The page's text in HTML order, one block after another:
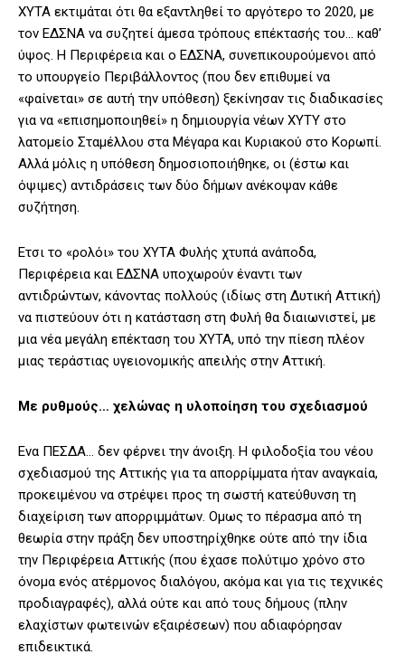
ΧΥΤΑ εκτιμάται ότι θα εξαντληθεί το αργότερο το 2020, με
τον ΕΔΣΝΑ να συζητεί άμεσα τρόπους επέκτασής του… καθ’
ύψος. Η Περιφέρεια και ο ΕΔΣΝΑ, συνεπικουρούμενοι από
το υπουργείο Περιβάλλοντος (που δεν επιθυμεί να
«φαίνεται» σε αυτή την υπόθεση) ξεκίνησαν τις διαδικασίες
για να «επισημοποιηθεί» η δημιουργία νέων ΧΥΤΥ στο
λατομείο Σταμέλλου στα Μέγαρα και Κυριακού στο Κορωπί.
Αλλά μόλις η υπόθεση δημοσιοποιήθηκε, οι (έστω και
όψιμες) αντιδράσεις των δύο δήμων ανέκοψαν κάθε
συζήτηση.
Ετσι το «ρολόι» του ΧΥΤΑ Φυλής χτυπά ανάποδα,
Περιφέρεια και ΕΔΣΝΑ υποχωρούν έναντι των
αντιδρώντων, κάνοντας πολλούς (ιδίως στη Δυτική Αττική)
να πιστεύουν ότι η κατάσταση στη Φυλή θα διαιωνιστεί, με
μια νέα μεγάλη επέκταση του ΧΥΤΑ, υπό την πίεση πλέον
μιας τεράστιας υγειονομικής απειλής στην Αττική.
Με ρυθμούς… χελώνας η υλοποίηση του σχεδιασμού
Ενα ΠΕΣΔΑ… δεν φέρνει την άνοιξη. Η φιλοδοξία του νέου
σχεδιασμού της Αττικής για τα απορρίμματα ήταν αναγκαία,
προκειμένου να στρέψει προς τη σωστή κατεύθυνση τη
διαχείριση των απορριμμάτων. Ομως το πέρασμα από τη
θεωρία στην πράξη δεν υποστηρίχθηκε ούτε από την ίδια
την Περιφέρεια Αττικής (που έχασε πολύτιμο χρόνο στο
όνομα ενός ατέρμονος διαλόγου, ακόμα και για τις τεχνικές
προδιαγραφές), αλλά ούτε και από τους δήμους (πλην
ελαχίστων φωτεινών εξαιρέσεων) που αδιαφόρησαν
επιδεικτικά.